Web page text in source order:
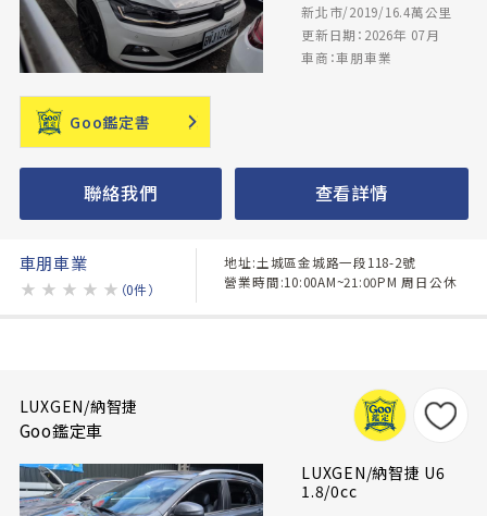
新北市/2019/16.4萬公里
更新日期：2026年 07月
車商：車朋車業
Goo鑑定書
聯絡我們 查看詳情
車朋車業
★ ★ ★ ★ ★ （0件）
地址:土城區金城路一段118-2號
營業時間:10:00AM~21:00PM 周日公休
LUXGEN/納智捷
Goo鑑定車
LUXGEN/納智捷 U6
1.8/0cc